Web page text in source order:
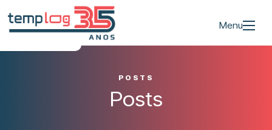
Menu
POSTS
Posts